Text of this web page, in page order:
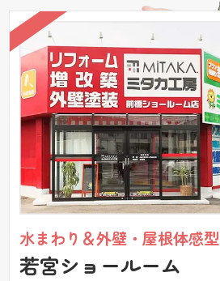
水まわり＆外壁・屋根体感型
若宮ショールーム